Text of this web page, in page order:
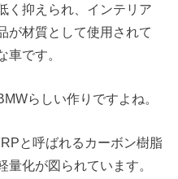
く抑えられ、インテリア
が材質として使用されて
車です。
らしい作りですよね。
と呼ばれるカーボン樹脂
化が図られています。